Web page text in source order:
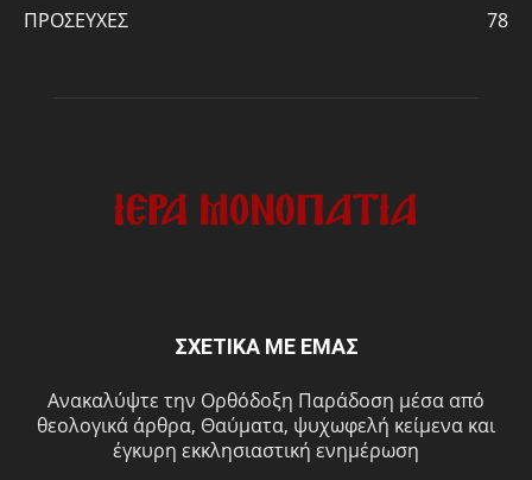
ΠΡΟΣΕΥΧΕΣ
78
ΣΧΕΤΙΚΑ ΜΕ ΕΜΑΣ
Ανακαλύψτε την Ορθόδοξη Παράδοση μέσα από
θεολογικά άρθρα, Θαύματα, ψυχωφελή κείμενα και
έγκυρη εκκλησιαστική ενημέρωση